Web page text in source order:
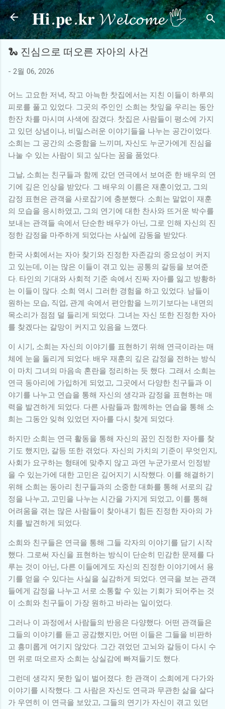
기본 콘텐츠로 건너뛰기
𝐇𝐢.𝐩𝐞.𝐤𝐫 𝓦𝓮𝓵𝓬𝓸𝓶𝓮 🖐
🐍 진심으로 떠오른 자아의 사건
- 2월 06, 2026
어느 고요한 저녁, 작고 아늑한 찻집에서는 지친 이들이 하루의
피로를 풀고 있었다. 그곳의 주인인 소희는 찻잎을 우리는 동안
한잔 차를 마시며 사색에 잠겼다. 찻집은 사람들이 평소에 가지
고 있던 상념이나, 비밀스러운 이야기들을 나누는 공간이었다.
소희는 그 공간의 소중함을 느끼며, 자신도 누군가에게 진심을
나눌 수 있는 사람이 되고 싶다는 꿈을 품었다.
그날, 소희는 친구들과 함께 갔던 연극에서 보여준 한 배우의 연
기에 깊은 인상을 받았다. 그 배우의 이름은 재훈이었고, 그의
감정 표현은 관객을 사로잡기에 충분했다. 소희는 말없이 재훈
의 모습을 응시하였고, 그의 연기에 대한 찬사와 뜨거운 박수를
보내는 관객들 속에서 단순한 배우가 아닌, 그로 인해 자신의 진
정한 감정을 마주하게 되었다는 사실에 감동을 받았다.
한국 사회에서는 자아 찾기와 진정한 자존감의 중요성이 커지
고 있는데, 이는 많은 이들이 겪고 있는 공통의 갈등을 보여준
다. 타인의 기대와 사회적 기준 속에서 진짜 자아를 잃고 방황하
는 이들이 많다. 소희 역시 그러한 경험을 하고 있었다. 남들이
원하는 모습, 직업, 관계 속에서 편안함을 느끼기보다는 내면의
목소리가 점점 덜 들리게 되었다. 그녀는 자신 또한 진정한 자아
를 찾겠다는 갈망이 커지고 있음을 느꼈다.
이 시기, 소희는 자신의 이야기를 표현하기 위해 연극이라는 매
체에 눈을 돌리게 되었다. 배우 재훈의 깊은 감정을 전하는 방식
이 마치 그녀의 마음속 혼란을 정리하는 듯 했다. 그래서 소희는
연극 동아리에 가입하게 되었고, 그곳에서 다양한 친구들과 이
야기를 나누고 연습을 통해 자신의 생각과 감정을 표현하는 매
력을 발견하게 되었다. 다른 사람들과 함께하는 연습을 통해 소
희는 그동안 잊혀 있었던 자아를 다시 찾게 되었다.
하지만 소희는 연극 활동을 통해 자신의 꿈인 진정한 자아를 찾
기도 했지만, 갈등 또한 겪었다. 자신의 가치의 기준이 무엇인지,
사회가 요구하는 형태에 맞추지 않고 과연 누군가로서 인정받
을 수 있는가에 대한 고민은 깊어지기 시작했다. 이를 해결하기
위해 소희는 동아리 친구들과의 소중한 대화를 통해 서로의 감
정을 나누고, 고민을 나누는 시간을 가지게 되었고, 이를 통해
어려움을 겪는 많은 사람들이 찾아내기 힘든 진정한 자아의 가
치를 발견하게 되었다.
소희와 친구들은 연극을 통해 그들 각자의 이야기를 담기 시작
했다. 그로써 자신을 표현하는 방식이 단순히 민감한 문제를 다
루는 것이 아닌, 다른 이들에게도 자신의 진정한 이야기에서 용
기를 얻을 수 있다는 사실을 실감하게 되었다. 연극을 보는 관객
들에게 감정을 나누고 서로 소통할 수 있는 기회가 되어주는 것
이 소희와 친구들이 가장 원하고 바라는 일이었다.
그러나 이 과정에서 사람들의 반응은 다양했다. 어떤 관객들은
그들의 이야기를 듣고 공감했지만, 어떤 이들은 그들을 비판하
고 흥미롭게 여기지 않았다. 그간 겪었던 고뇌와 갈등이 다시 수
면 위로 떠오르자 소희는 상실감에 빠져들기도 했다.
그런데 생각지 못한 일이 벌어졌다. 한 관객이 소희에게 다가와
이야기를 시작했다. 그 사람은 자신도 연극과 무관한 삶을 살다
가 우연히 이 연극을 보았고, 그들의 연기가 자신이 겪고 있던